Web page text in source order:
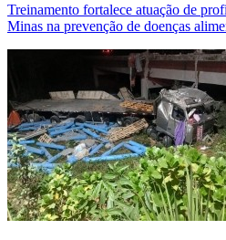
Treinamento fortalece atuação de
Minas na prevenção de doenças